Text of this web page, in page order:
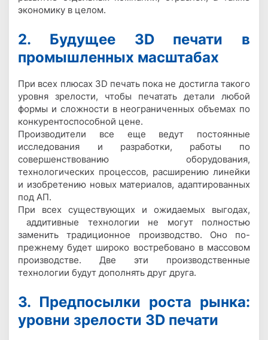
экономику в целом.
2. Будущее 3D печати в
промышленных масштабах
При всех плюсах 3D печать пока не достигла такого
уровня зрелости, чтобы печатать детали любой
формы и сложности в неограниченных объемах по
конкурентоспособной цене.
Производители все еще ведут постоянные
исследования и разработки, работы по
совершенствованию оборудования,
технологических процессов, расширению линейки
и изобретению новых материалов, адаптированных
под АП.
При всех существующих и ожидаемых выгодах,
аддитивные технологии не могут полностью
заменить традиционное производство. Оно по-
прежнему будет широко востребовано в массовом
производстве. Две эти производственные
технологии будут дополнять друг друга.
3. Предпосылки роста рынка:
уровни зрелости 3D печати